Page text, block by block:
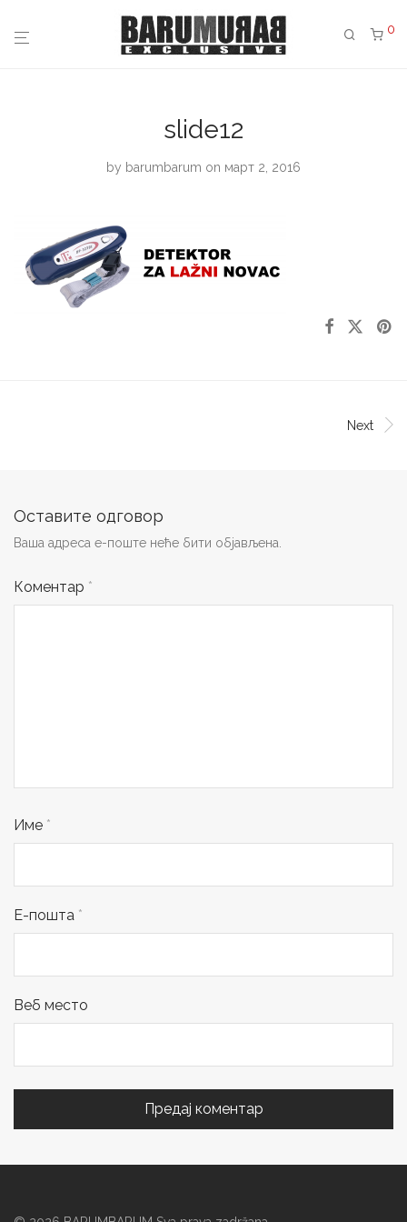
0
slide12
by barumbarum on март 2, 2016
Next
Оставите одговор
Ваша адреса е-поште неће бити објављена.
Коментар *
Име *
Е-пошта *
Веб место